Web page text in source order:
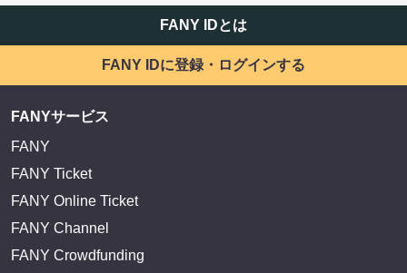
FANY IDとは
FANY IDに登録・ログインする
FANYサービス
FANY
FANY Ticket
FANY Online Ticket
FANY Channel
FANY Crowdfunding